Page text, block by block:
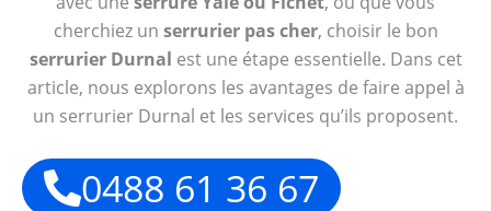
cherchiez un serrurier pas cher, choisir le bon
serrurier Durnal est une étape essentielle. Dans cet
article, nous explorons les avantages de faire appel à
un serrurier Durnal et les services qu’ils proposent.
0488 61 36 67